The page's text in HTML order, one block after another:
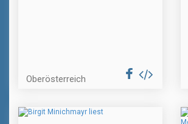
Oberösterreich